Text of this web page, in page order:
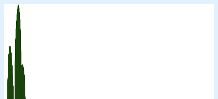
Перейти
содержимому